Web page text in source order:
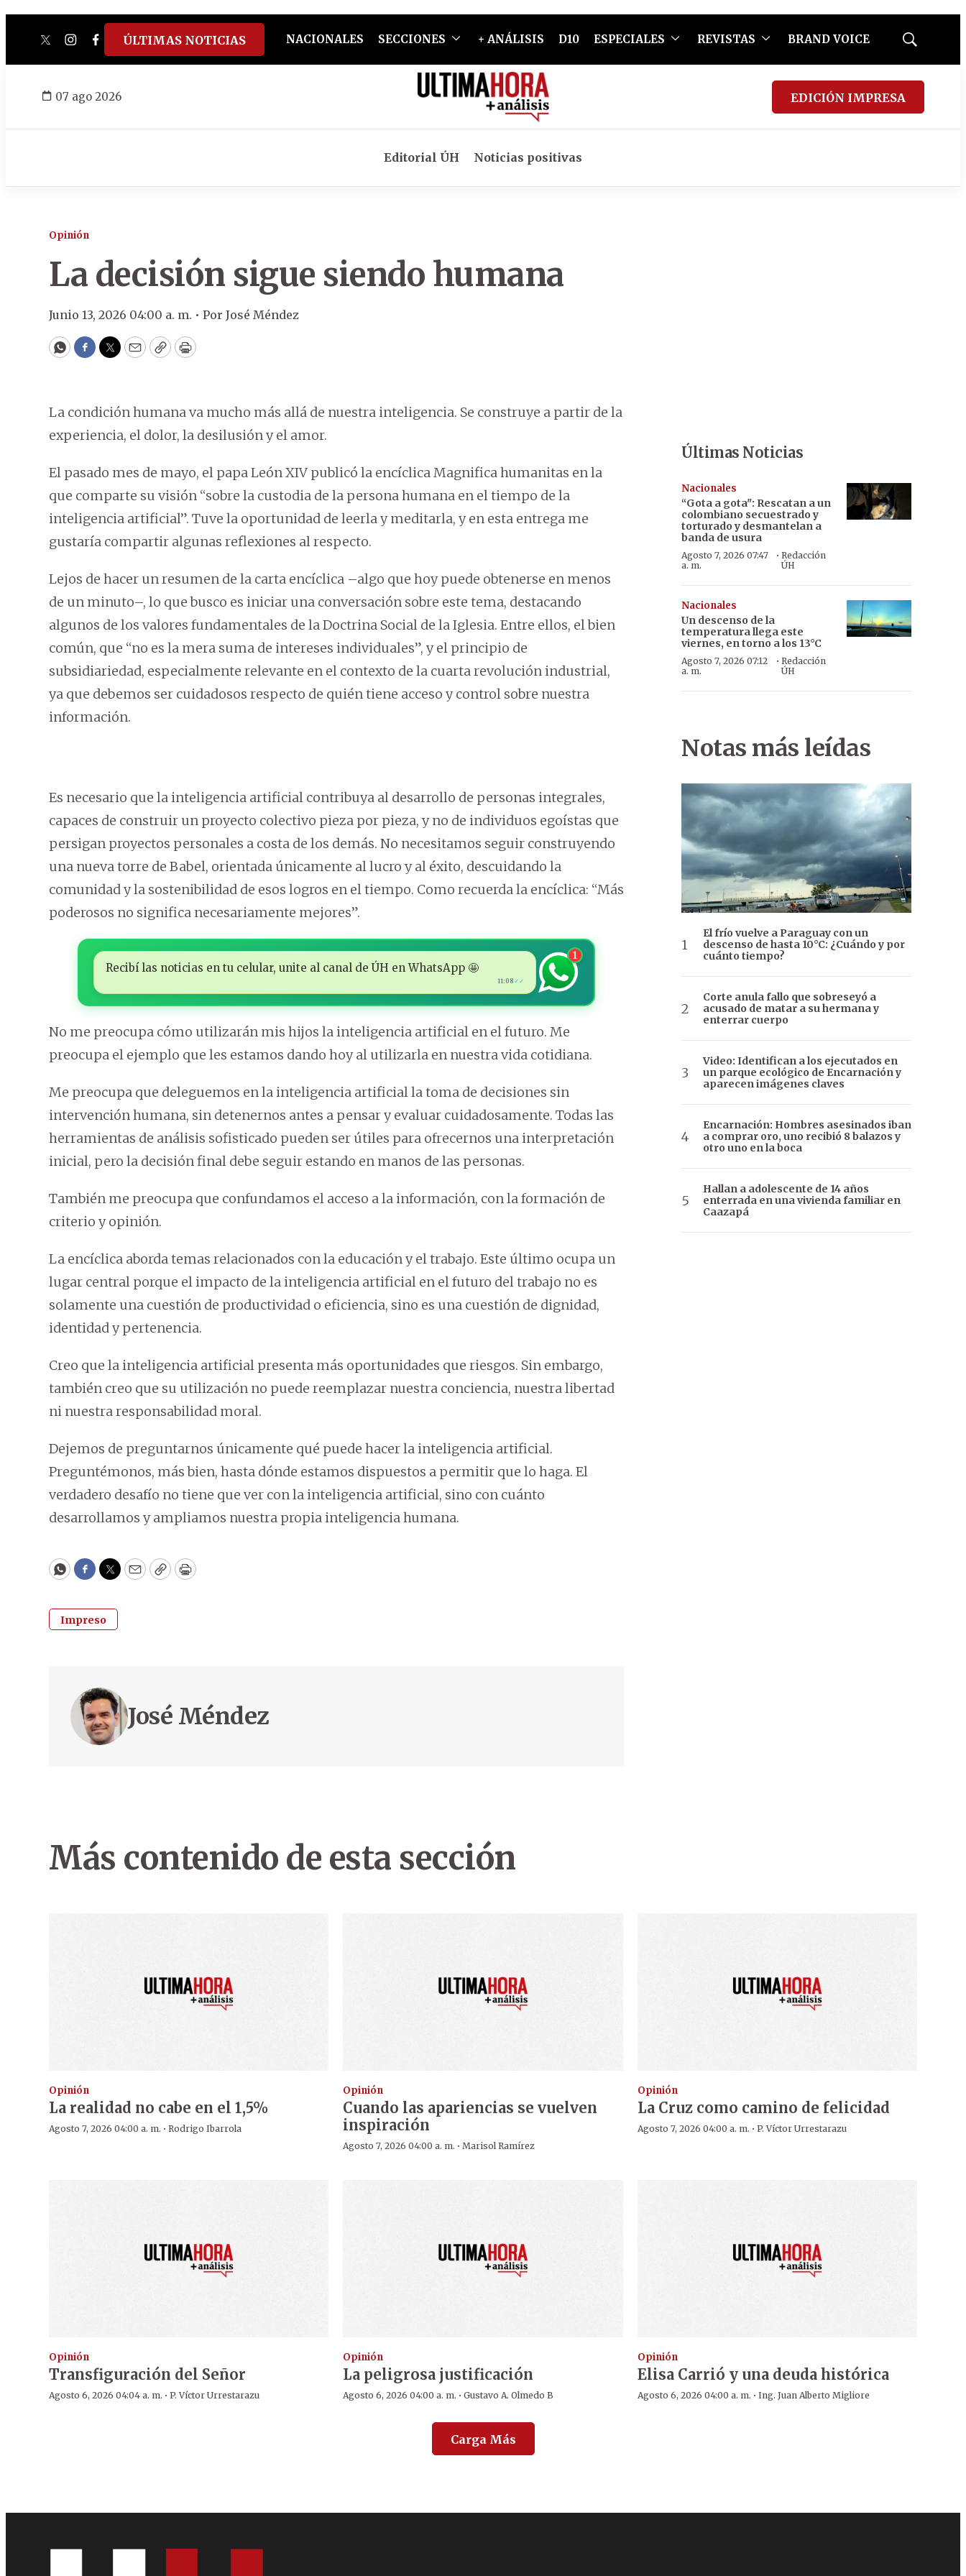
twitterinstagram
facebook
tiktokyoutube
spotify
ÚLTIMAS NOTICIAS NACIONALES SECCIONES + ANÁLISIS D10 ESPECIALES REVISTAS BRAND VOICE
Mostrar
07 ago 2026 EDICIÓN IMPRESA
Editorial ÚH Noticias positivas
Opinión
La decisión sigue siendo humana
Junio 13, 2026 04:00 a. m. • Por José Méndez
WhatsApp
Facebook
Twitter
EmailCopyPrint
La condición humana va mucho más allá de nuestra inteligencia. Se construye a partir de la
experiencia, el dolor, la desilusión y el amor.
El pasado mes de mayo, el papa León XIV publicó la encíclica Magnifica humanitas en la
que comparte su visión “sobre la custodia de la persona humana en el tiempo de la
inteligencia artificial”. Tuve la oportunidad de leerla y meditarla, y en esta entrega me
gustaría compartir algunas reflexiones al respecto.
Lejos de hacer un resumen de la carta encíclica –algo que hoy puede obtenerse en menos
de un minuto–, lo que busco es iniciar una conversación sobre este tema, destacando
algunos de los valores fundamentales de la Doctrina Social de la Iglesia. Entre ellos, el bien
común, que “no es la mera suma de intereses individuales”, y el principio de
subsidiariedad, especialmente relevante en el contexto de la cuarta revolución industrial,
ya que debemos ser cuidadosos respecto de quién tiene acceso y control sobre nuestra
información.
Es necesario que la inteligencia artificial contribuya al desarrollo de personas integrales,
capaces de construir un proyecto colectivo pieza por pieza, y no de individuos egoístas que
persigan proyectos personales a costa de los demás. No necesitamos seguir construyendo
una nueva torre de Babel, orientada únicamente al lucro y al éxito, descuidando la
comunidad y la sostenibilidad de esos logros en el tiempo. Como recuerda la encíclica: “Más
poderosos no significa necesariamente mejores”.
Recibí las noticias en tu celular, unite al canal de ÚH en WhatsApp 🤩
11:08 ✓✓
1
No me preocupa cómo utilizarán mis hijos la inteligencia artificial en el futuro. Me
preocupa el ejemplo que les estamos dando hoy al utilizarla en nuestra vida cotidiana.
Me preocupa que deleguemos en la inteligencia artificial la toma de decisiones sin
intervención humana, sin detenernos antes a pensar y evaluar cuidadosamente. Todas las
herramientas de análisis sofisticado pueden ser útiles para ofrecernos una interpretación
inicial, pero la decisión final debe seguir estando en manos de las personas.
También me preocupa que confundamos el acceso a la información, con la formación de
criterio y opinión.
La encíclica aborda temas relacionados con la educación y el trabajo. Este último ocupa un
lugar central porque el impacto de la inteligencia artificial en el futuro del trabajo no es
solamente una cuestión de productividad o eficiencia, sino es una cuestión de dignidad,
identidad y pertenencia.
Creo que la inteligencia artificial presenta más oportunidades que riesgos. Sin embargo,
también creo que su utilización no puede reemplazar nuestra conciencia, nuestra libertad
ni nuestra responsabilidad moral.
Dejemos de preguntarnos únicamente qué puede hacer la inteligencia artificial.
Preguntémonos, más bien, hasta dónde estamos dispuestos a permitir que lo haga. El
verdadero desafío no tiene que ver con la inteligencia artificial, sino con cuánto
desarrollamos y ampliamos nuestra propia inteligencia humana.
WhatsApp
Facebook
Twitter
EmailCopyPrint
Impreso
José Méndez
Últimas Noticias
Nacionales
“Gota a gota": Rescatan a un
colombiano secuestrado y
torturado y desmantelan a
banda de usura
Agosto 7, 2026 07:47
a. m.
· Redacción
ÚH
Nacionales
Un descenso de la
temperatura llega este
viernes, en torno a los 13°C
Agosto 7, 2026 07:12
a. m.
· Redacción
ÚH
Notas más leídas
El frío vuelve a Paraguay con un
descenso de hasta 10°C: ¿Cuándo y por
cuánto tiempo?
Corte anula fallo que sobreseyó a
acusado de matar a su hermana y
enterrar cuerpo
Video: Identifican a los ejecutados en
un parque ecológico de Encarnación y
aparecen imágenes claves
Encarnación: Hombres asesinados iban
a comprar oro, uno recibió 8 balazos y
otro uno en la boca
Hallan a adolescente de 14 años
enterrada en una vivienda familiar en
Caazapá
Más contenido de esta sección
Opinión
La realidad no cabe en el 1,5%
Agosto 7, 2026 04:00 a. m. · Rodrigo Ibarrola
Opinión
Cuando las apariencias se vuelven
inspiración
Agosto 7, 2026 04:00 a. m. ·Marisol Ramírez
Opinión
La Cruz como camino de felicidad
Agosto 7, 2026 04:00 a. m. · P. Víctor Urrestarazu
Opinión
Transfiguración del Señor
Agosto 6, 2026 04:04 a. m. · P. Víctor Urrestarazu
Opinión
La peligrosa justificación
Agosto 6, 2026 04:00 a. m. ·Gustavo A. Olmedo B
Opinión
Elisa Carrió y una deuda histórica
Agosto 6, 2026 04:00 a. m. · Ing. Juan Alberto Migliore
Carga Más